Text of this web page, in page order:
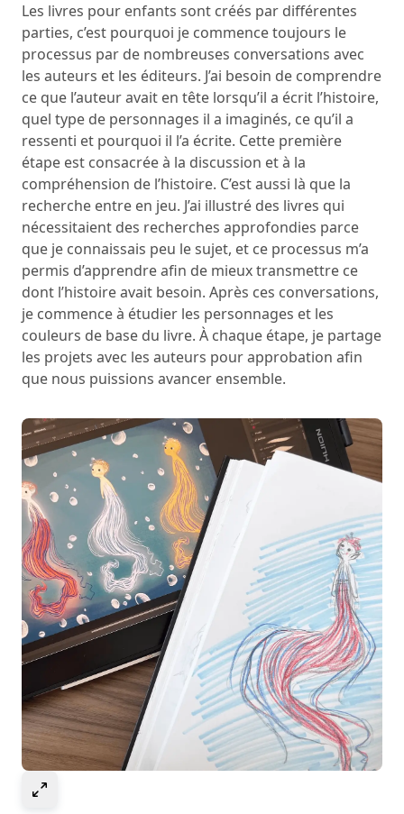
Les livres pour enfants sont créés par différentes
parties, c’est pourquoi je commence toujours le
processus par de nombreuses conversations avec
les auteurs et les éditeurs. J’ai besoin de comprendre
ce que l’auteur avait en tête lorsqu’il a écrit l’histoire,
quel type de personnages il a imaginés, ce qu’il a
ressenti et pourquoi il l’a écrite. Cette première
étape est consacrée à la discussion et à la
compréhension de l’histoire. C’est aussi là que la
recherche entre en jeu. J’ai illustré des livres qui
nécessitaient des recherches approfondies parce
que je connaissais peu le sujet, et ce processus m’a
permis d’apprendre afin de mieux transmettre ce
dont l’histoire avait besoin. Après ces conversations,
je commence à étudier les personnages et les
couleurs de base du livre. À chaque étape, je partage
les projets avec les auteurs pour approbation afin
que nous puissions avancer ensemble.